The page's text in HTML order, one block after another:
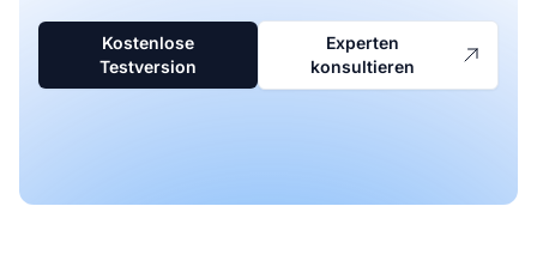
Kostenlose
Testversion
Experten
konsultieren